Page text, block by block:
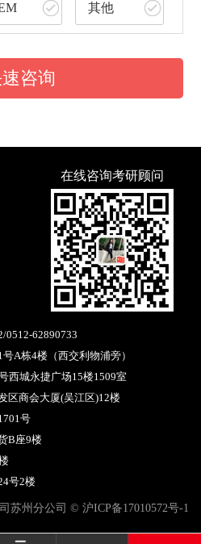
其他
咨询
在线咨询考研顾问
/0512-62890733
A栋4楼（西交利物浦旁）
西城永捷广场15楼1509室
区商会大厦(吴江区)12楼
号
B座9楼
号2楼
苏州分公司 © 沪ICP备17010572号-1